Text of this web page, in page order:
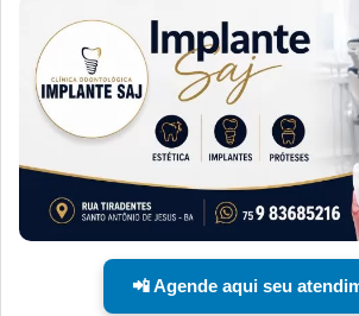
📲 Agende aqui seu